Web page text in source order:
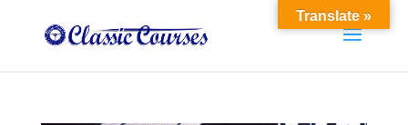
Translate »